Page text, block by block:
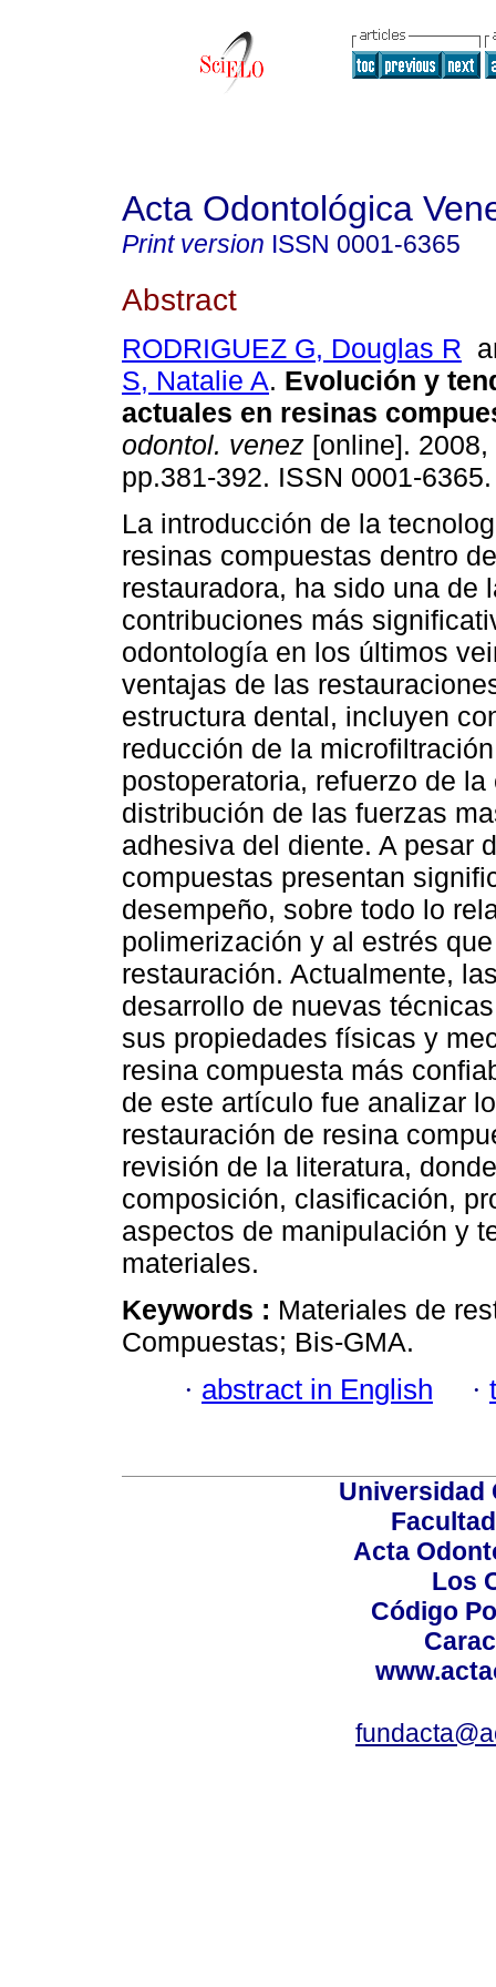
Acta Odontológica
Print version ISSN 0001-6365
Abstract
RODRIGUEZ G, Douglas R
S, Natalie A. Evolución y
actuales en resinas
odontol. venez [online].
pp.381-392. ISSN 0001-6365.
La introducción de la
resinas compuestas dentro
restauradora, ha sido una de
contribuciones más
odontología en los últimos
ventajas de las
estructura dental, incluyen
reducción de la
postoperatoria, refuerzo de
distribución de las fuerzas
adhesiva del diente. A pesar
compuestas presentan
desempeño, sobre todo lo
polimerización y al estrés
restauración. Actualmente,
desarrollo de nuevas
sus propiedades físicas y
resina compuesta más
de este artículo fue analizar
restauración de resina
revisión de la literatura,
composición, clasificación,
aspectos de manipulación y
materiales.
Keywords : Materiales de
Compuestas; Bis-GMA.
· abstract in English ·
Universidad
Acta
Los
Código